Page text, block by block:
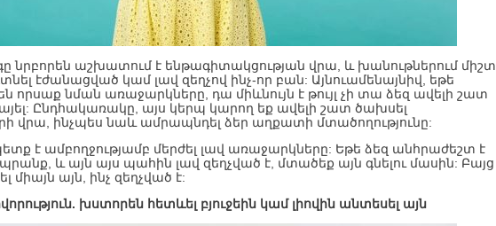
նրբորեն աշխատում է ենթագիտակցության վրա, և խանութներում միշտ
էժանացված կամ լավ զեղչով ինչ-որ բան: Այնուամենայնիվ, եթե
որսաք նման առաջարկները, դա միևնույն է թույլ չի տա ձեզ ավելի շատ
Ընդհակառակը, այս կերպ կարող եք ավելի շատ ծախսել
վրա, ինչպես նաև ամրապնդել ձեր աղքատի մտածողությունը:
է ամբողջությամբ մերժել լավ առաջարկները: Եթե ձեզ անհրաժեշտ է
և այն այս պահին լավ զեղչված է, մտածեք այն գնելու մասին: Բայց
միայն այն, ինչ զեղչված է:
խստորեն հետևել բյուջեին կամ լիովին անտեսել այն